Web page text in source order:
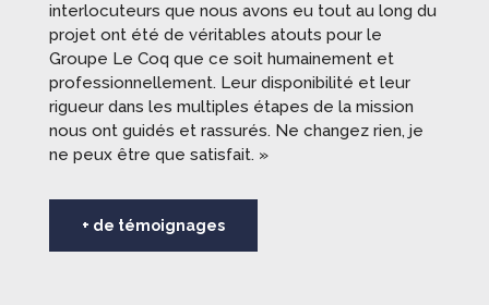
interlocuteurs que nous avons eu tout au long du
projet ont été de véritables atouts pour le
Groupe Le Coq que ce soit humainement et
professionnellement. Leur disponibilité et leur
rigueur dans les multiples étapes de la mission
nous ont guidés et rassurés. Ne changez rien, je
ne peux être que satisfait. »
+ de témoignages